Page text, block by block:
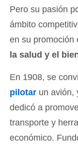
Pero su pasión
ámbito
en su promoción
la salud y el
En 1908, se
pilotar un avión,
dedicó a
transporte y
económico.